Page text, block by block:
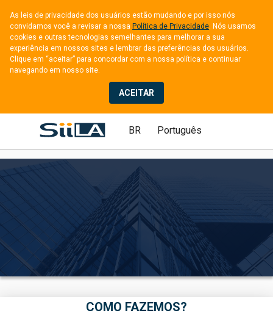
As leis de privacidade dos usuários estão mudando e por isso nós
convidamos você a revisar a nossa Política de Privacidade. Nós usamos
cookies e outras tecnologias semelhantes para melhorar a sua
experiência em nossos sites e lembrar das preferências dos usuários.
Clique em “aceitar” para concordar com a nossa política e continuar
navegando em nosso site.
ACEITAR
BR Português
COMO FAZEMOS?